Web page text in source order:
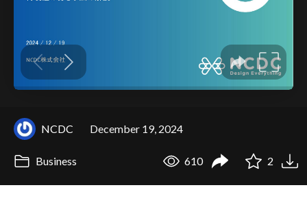
NCDC December 19, 2024
Business 610 2